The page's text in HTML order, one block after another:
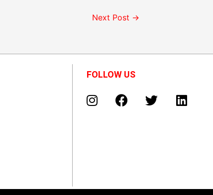
Next Post →
FOLLOW US